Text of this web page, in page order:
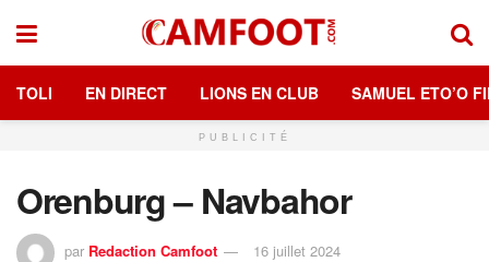
TOLI EN DIRECT LIONS EN CLUB SAMUEL ETO’O
PUBLICITÉ
Orenburg – Navbahor
par Redaction Camfoot 16 juillet 2024